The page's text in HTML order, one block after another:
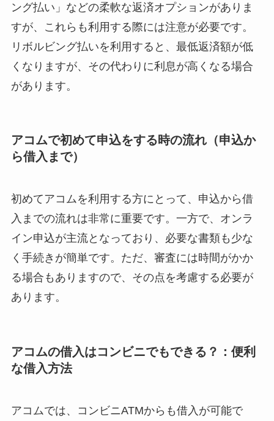
ング払い」などの柔軟な返済オプションがありま
すが、これらも利用する際には注意が必要です。
リボルビング払いを利用すると、最低返済額が低
くなりますが、その代わりに利息が高くなる場合
があります。
アコムで初めて申込をする時の流れ（申込か
ら借入まで）
初めてアコムを利用する方にとって、申込から借
入までの流れは非常に重要です。一方で、オンラ
イン申込が主流となっており、必要な書類も少な
く手続きが簡単です。ただ、審査には時間がかか
る場合もありますので、その点を考慮する必要が
あります。
アコムの借入はコンビニでもできる？：便利
な借入方法
アコムでは、コンビニATMからも借入が可能で